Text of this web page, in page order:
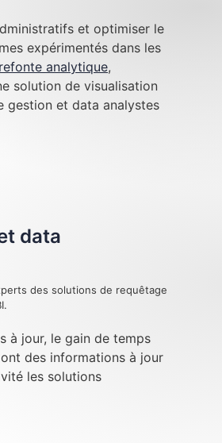
et optimiser le
expérimentés dans les
refonte analytique,
solution de visualisation
gestion et data analystes
data
des solutions de requêtage
à jour, le gain de temps
des informations à jour
les solutions